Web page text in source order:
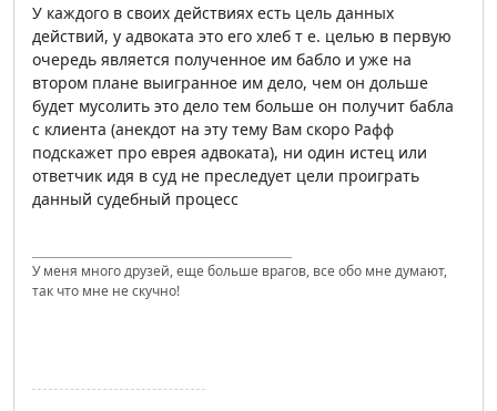
У каждого в своих действиях есть цель данных
действий, у адвоката это его хлеб т е. целью в первую
очередь является полученное им бабло и уже на
втором плане выигранное им дело, чем он дольше
будет мусолить это дело тем больше он получит бабла
с клиента (анекдот на эту тему Вам скоро Рафф
подскажет про еврея адвоката), ни один истец или
ответчик идя в суд не преследует цели проиграть
данный судебный процесс
У меня много друзей, еще больше врагов, все обо мне думают,
так что мне не скучно!